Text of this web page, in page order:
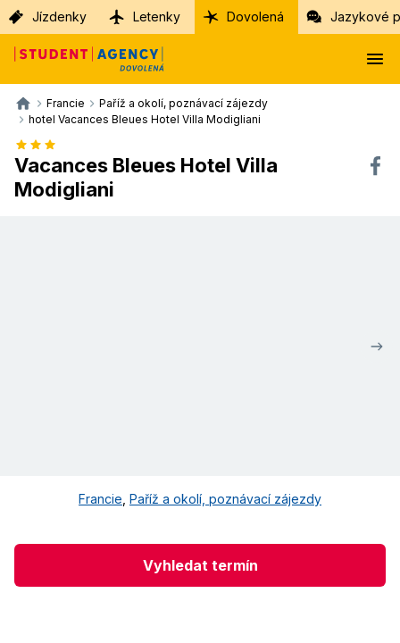
Jízdenky Letenky Dovolená Jazykové
Francie
Paříž a okolí, poznávací zájezdy
hotel Vacances Bleues Hotel Villa Modigliani
Vacances Bleues Hotel Villa
Modigliani
Francie Paříž a okolí, poznávací zájezdy
Vyhledat termín